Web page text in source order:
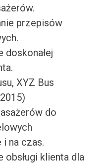
przepisów
doskonałej
XYZ Bus
do
na czas.
obsługi klienta dla